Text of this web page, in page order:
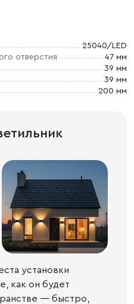
25040/LED
отверстия
47 мм
39 мм
39 мм
200 мм
установки
как он будет
— быстро,